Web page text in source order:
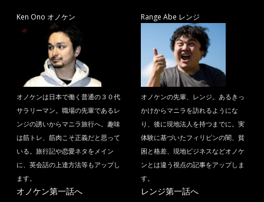
Ken Ono オノケン
オノケンは日本で働く普通の３０代
サラリーマン。職場の先輩であるレ
ンジの誘いからマニラ旅行へ。趣味
は筋トレ、筋肉こそ正義だと思って
いる。旅行記や恋愛ネタをメイン
に、英会話の上達方法等もアップし
ます。
オノケン第一話へ
Range Abe レンジ
オノケンの先輩、レンジ。あるきっ
かけからマニラを訪れるようにな
り、後に現地法人を持つまでに。実
体験に基づいたフィリピンの闇、貧
困と格差、現地ビジネスなどオノケ
ンとは違う視点の記事をアップしま
す。
レンジ第一話へ